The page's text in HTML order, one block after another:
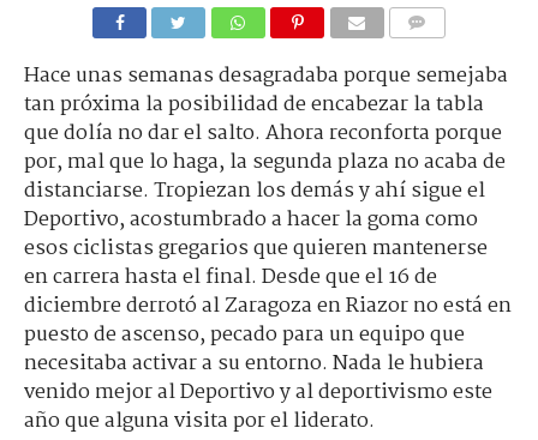
Hace unas semanas desagradaba porque semejaba
tan próxima la posibilidad de encabezar la tabla
que dolía no dar el salto. Ahora reconforta porque
por, mal que lo haga, la segunda plaza no acaba de
distanciarse. Tropiezan los demás y ahí sigue el
Deportivo, acostumbrado a hacer la goma como
esos ciclistas gregarios que quieren mantenerse
en carrera hasta el final. Desde que el 16 de
diciembre derrotó al Zaragoza en Riazor no está en
puesto de ascenso, pecado para un equipo que
necesitaba activar a su entorno. Nada le hubiera
venido mejor al Deportivo y al deportivismo este
año que alguna visita por el liderato.